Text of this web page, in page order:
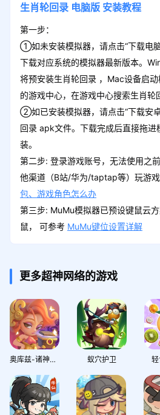
生肖轮回录 电脑版 安装教程
第一步：
①如未安装模拟器，请点击“下载电
下载对应系统的模拟器最新版本。
将预安装生肖轮回录 ，Mac设备启
的游戏中心，在游戏中心搜索生肖轮
②如已安装模拟器，请点击“下载安
回录 apk文件。下载完成后直接拖进
装。
第二步: 登录游戏账号，无法使用之
他渠道（B站/华为/taptap等）玩游
包、游戏角色怎么办
第三步: MuMu模拟器已预设键鼠云
鼠， 可参考 MuMu键位设置详解
更多超神网络的游戏
奥库兹-诸神之战 蚁穴护卫